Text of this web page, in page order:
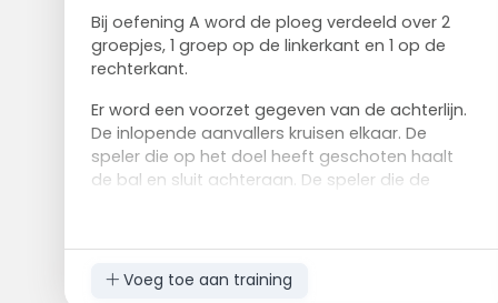
Bij oefening A word de ploeg verdeeld over 2
groepjes, 1 groep op de linkerkant en 1 op de
rechterkant.
Er word een voorzet gegeven van de achterlijn.
De inlopende aanvallers kruisen elkaar. De
speler die op het doel heeft geschoten haalt
de bal en sluit achteraan. De speler die de
In oefening B word de bal na een kaats en1-2
zelf, Voeg toe aan training